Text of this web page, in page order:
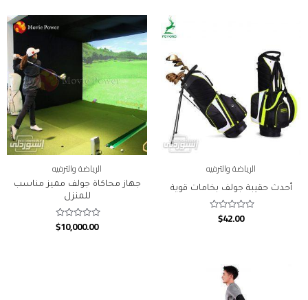
الرياضة والترفيه
أحدث حقيبة جولف بخامات قوية
Rated
$42.00
الرياضة والترفيه
جهاز محاكاة جولف مميز مناسب
للمنزل
Rated
0
$10,000.00